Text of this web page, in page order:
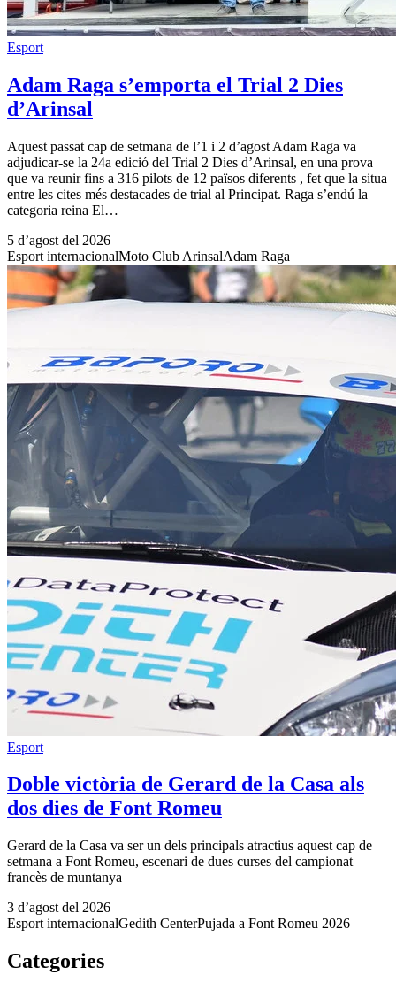
Esport
Adam Raga s’emporta el Trial 2 Dies
d’Arinsal
Aquest passat cap de setmana de l’1 i 2 d’agost Adam Raga va
adjudicar-se la 24a edició del Trial 2 Dies d’Arinsal, en una prova
que va reunir fins a 316 pilots de 12 països diferents , fet que la situa
entre les cites més destacades de trial al Principat. Raga s’endú la
categoria reina El…
5 d’agost del 2026
Esport internacionalMoto Club ArinsalAdam Raga
Esport
Doble victòria de Gerard de la Casa als
dos dies de Font Romeu
Gerard de la Casa va ser un dels principals atractius aquest cap de
setmana a Font Romeu, escenari de dues curses del campionat
francès de muntanya
3 d’agost del 2026
Esport internacionalGedith CenterPujada a Font Romeu 2026
Categories